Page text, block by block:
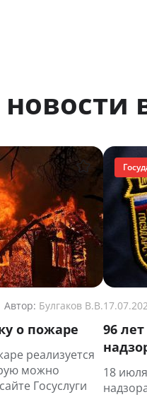
Автор: Булгаков В.В.
о пожаре
реализуется
можно
Госуслуги
96
18